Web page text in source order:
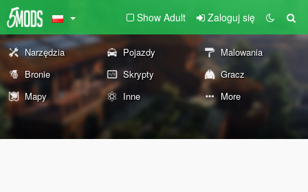
Show Adult Zaloguj się
Narzędzia Pojazdy
Malowania
Bronie
Skrypty
Gracz
Mapy
Inne More